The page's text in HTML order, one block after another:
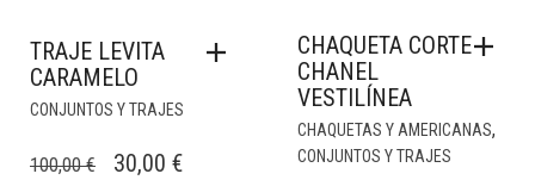
TRAJE LEVITA
CARAMELO
CONJUNTOS Y TRAJES
100,00€
EL
30,00 €EL
CHAQUETA CORTE
CHANEL
VESTILÍNEA
CHAQUETAS Y AMERICANAS,
CONJUNTOS Y TRAJES